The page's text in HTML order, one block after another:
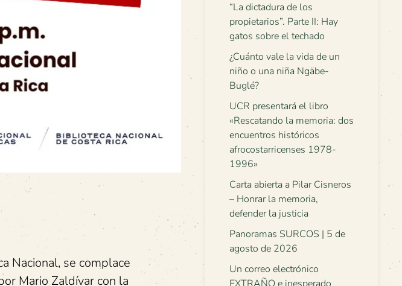
Nacional, se complace
Mario Zaldívar con la
“La dictadura de los
propietarios”. Parte II: Hay
gatos sobre el techado
¿Cuánto vale la vida de un
niño o una niña Ngäbe-
Buglé?
UCR presentará el libro
«Rescatando la memoria: dos
encuentros históricos
afrocostarricenses 1978-
1996»
Carta abierta a Pilar Cisneros
– Honrar la memoria,
defender la justicia
Panoramas SURCOS | 5 de
agosto de 2026
Un correo electrónico